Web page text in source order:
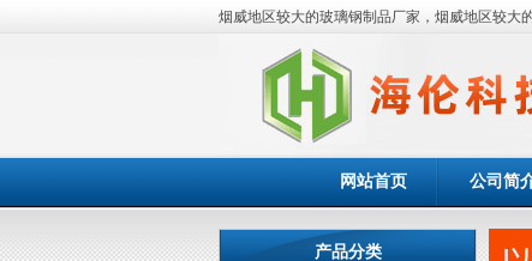
烟威地区较大的玻璃钢制品厂家，烟威地区较大
网站首页 公司简
产品分类